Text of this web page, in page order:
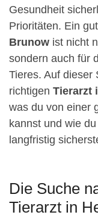
Gesundheit
Prioritäten. Ein
Brunow ist nicht
sondern auch für
Tieres. Auf dieser
richtigen Tierarzt
was du von einer
kannst und wie
langfristig
Die Suche
Tierarzt in